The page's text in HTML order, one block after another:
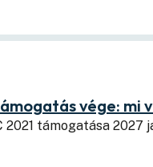
vége: mi
2021 támogatása 2027